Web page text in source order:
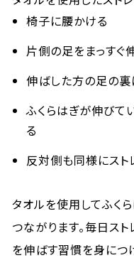
椅子に腰かける
片側の足をまっすぐ
伸ばした方の足の裏
ふくらはぎが伸びて
る
反対側も同様にスト
タオルを使用してふく
つながります。毎日ス
を伸ばす習慣を身につ